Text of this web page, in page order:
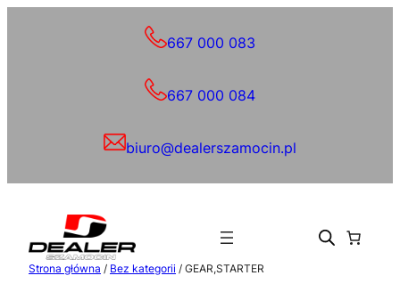
667 000 083
667 000 084
biuro@dealerszamocin.pl
Strona główna / Bez kategorii / GEAR,STARTER